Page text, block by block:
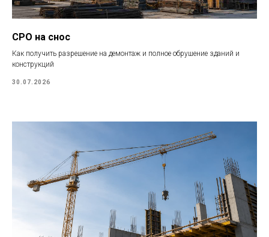
СРО на снос
Как получить разрешение на демонтаж и полное обрушение зданий и
конструкций
30.07.2026